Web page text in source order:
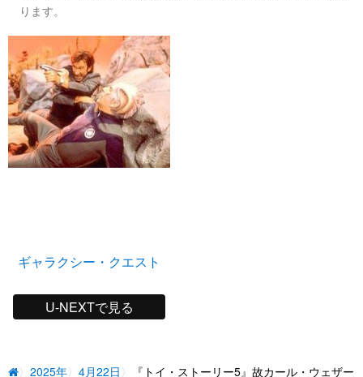
ります。
ギャラクシー・クエスト
U-NEXTで見る
2025年 4月22日 『トイ・ストーリー5』故カール・ウェザー